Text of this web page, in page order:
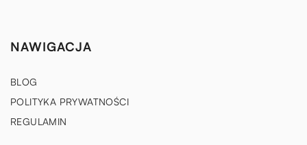
NAWIGACJA
BLOG
POLITYKA PRYWATNOŚCI
REGULAMIN